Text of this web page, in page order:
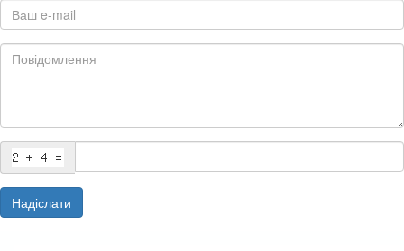
Надіслати